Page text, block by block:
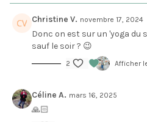
Christine V. novembre 17, 2024
Donc on est sur un 'yoga du
sauf le soir ? 😉
2 Afficher
Céline A. mars 16, 2025
🙏🏻